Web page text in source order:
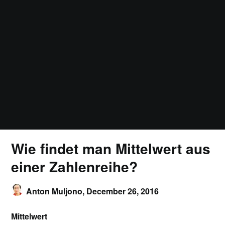
Wie findet man Mittelwert aus
einer Zahlenreihe?
Anton Muljono, December 26, 2016
Mittelwert